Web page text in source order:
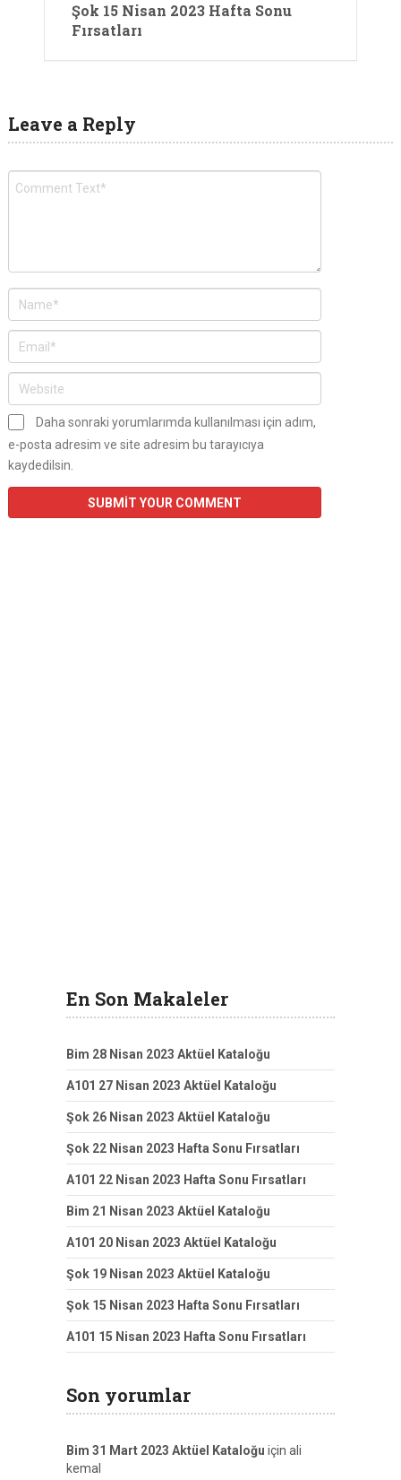
Şok 15 Nisan 2023 Hafta Sonu
Fırsatları
Leave a Reply
Daha sonraki yorumlarımda kullanılması için adım,
e-posta adresim ve site adresim bu tarayıcıya
kaydedilsin.
En Son Makaleler
Bim 28 Nisan 2023 Aktüel Kataloğu
A101 27 Nisan 2023 Aktüel Kataloğu
Şok 26 Nisan 2023 Aktüel Kataloğu
Şok 22 Nisan 2023 Hafta Sonu Fırsatları
A101 22 Nisan 2023 Hafta Sonu Fırsatları
Bim 21 Nisan 2023 Aktüel Kataloğu
A101 20 Nisan 2023 Aktüel Kataloğu
Şok 19 Nisan 2023 Aktüel Kataloğu
Şok 15 Nisan 2023 Hafta Sonu Fırsatları
A101 15 Nisan 2023 Hafta Sonu Fırsatları
Son yorumlar
Bim 31 Mart 2023 Aktüel Kataloğu için ali
kemal